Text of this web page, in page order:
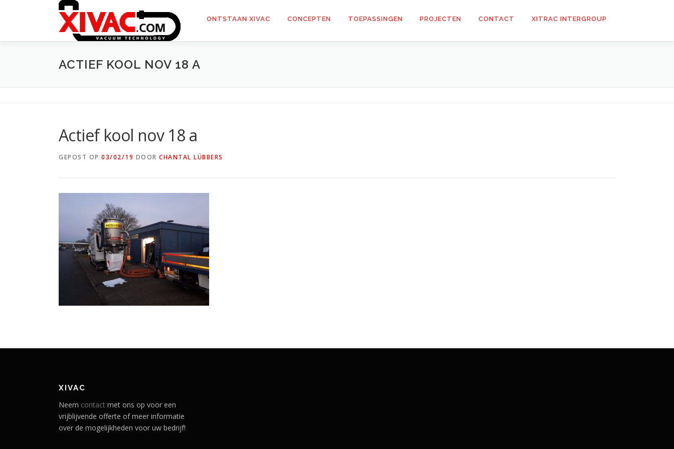
springen
ONTSTAAN XIVAC CONCEPTEN TOEPASSINGEN PROJECTEN CONTACT XITRAC INTERGROUP
ACTIEF KOOL NOV 18 A
Actief kool nov 18 a
GEPOST OP 03/02/19 DOOR CHANTAL LÜBBERS
XIVAC
Neem contact met ons op voor een
vrijblijvende offerte of meer informatie
over de mogelijkheden voor uw bedrijf!